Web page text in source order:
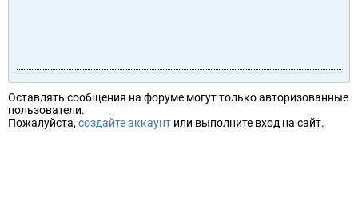
Оставлять сообщения на форуме могут только авторизованные
пользователи.
Пожалуйста, создайте аккаунт или выполните вход на сайт.